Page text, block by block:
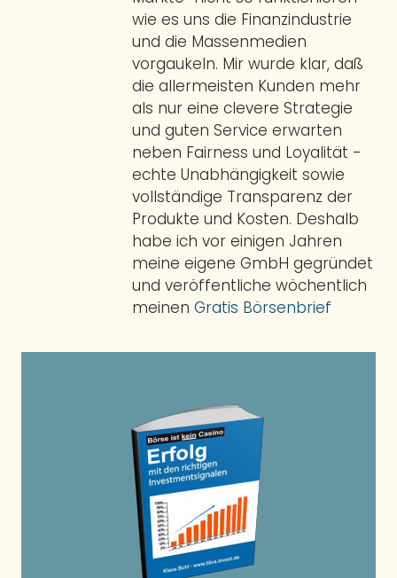
wie es uns die Finanzindustrie
und die Massenmedien
vorgaukeln. Mir wurde klar, daß
die allermeisten Kunden mehr
als nur eine clevere Strategie
und guten Service erwarten
neben Fairness und Loyalität -
echte Unabhängigkeit sowie
vollständige Transparenz der
Produkte und Kosten. Deshalb
habe ich vor einigen Jahren
meine eigene GmbH gegründet
und veröffentliche wöchentlich
meinen Gratis Börsenbrief